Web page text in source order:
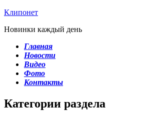
Клипонет
Новинки каждый день
Главная
Новости
Видео
Фото
Контакты
Категории раздела